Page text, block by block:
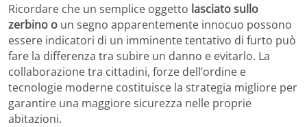
Ricordare che un semplice oggetto lasciato sullo
zerbino o un segno apparentemente innocuo possono
essere indicatori di un imminente tentativo di furto può
fare la differenza tra subire un danno e evitarlo. La
collaborazione tra cittadini, forze dell’ordine e
tecnologie moderne costituisce la strategia migliore per
garantire una maggiore sicurezza nelle proprie
abitazioni.